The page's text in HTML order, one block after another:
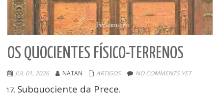
OS QUOCIENTES FÍSICO-TERRENOS
JUL 01, 2026 NATAN ARTIGOS NO COMMENTS YET
Subquociente da Prece.